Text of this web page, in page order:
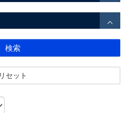
検索
リセット